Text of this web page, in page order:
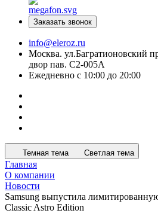
Заказать звонок
info@eleroz.ru
Москва. ул.Багратионовский
двор пав. C2-005A
Ежедневно с 10:00 до 20:00
Темная тема Светлая тема
Главная
О компании
Новости
Samsung выпустила
Classic Astro Edition